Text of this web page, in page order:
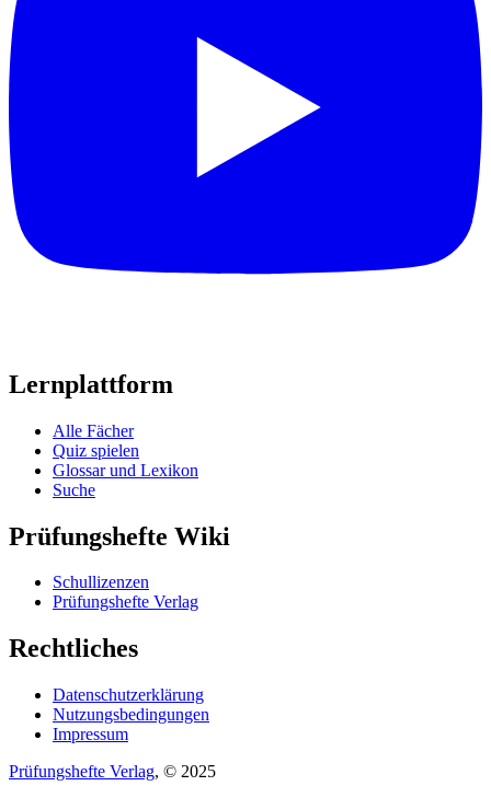
Lernplattform
Alle Fächer
Quiz spielen
Glossar und Lexikon
Suche
Prüfungshefte Wiki
Schullizenzen
Prüfungshefte Verlag
Rechtliches
Datenschutzerklärung
Nutzungsbedingungen
Impressum
Prüfungshefte Verlag, © 2025